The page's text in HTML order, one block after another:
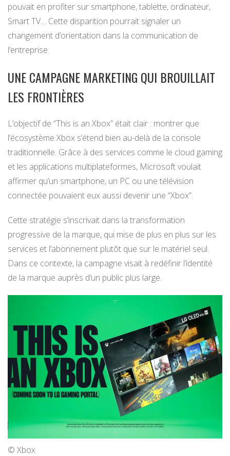
pouvait en profiter sur smartphone, tablette, ordinateur,
Smart TV… Cette disparition pourrait signaler un
changement d’orientation dans la communication de
l’entreprise.
UNE CAMPAGNE MARKETING QUI BROUILLAIT
LES FRONTIÈRES
L’objectif de “This is an Xbox” était clair : montrer que
l’écosystème Xbox s’étend bien au-delà de la console
traditionnelle. Grâce à des services comme le cloud gaming
et les applications multiplateformes, Microsoft voulait
affirmer qu’un smartphone, un PC ou une télévision
connectée pouvaient eux aussi devenir une “Xbox”.
Cette stratégie s’inscrivait dans la transformation
progressive de la marque, qui mise de plus en plus sur les
services et l’abonnement plutôt que sur le matériel seul.
Dans ce contexte, la campagne visait à redéfinir l’identité
de la marque auprès d’un public plus large.
© Xbox